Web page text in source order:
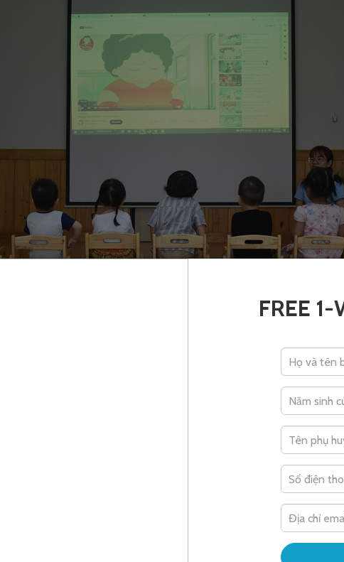
Giáo dục sớm cho trẻ mầm non về giới tính sẽ tránh được các rủi ro
mẹ nên dạy trẻ từ 2-5 tuổi
các bộ phận sinh dục
. Cha mẹ cần phải giúp bé hiểu rằng
tư đó… Những vùng riêng tư trên cơ thể gồm miệng, vùng
và các video giáo dục giới tính cho trẻ mầm non
. Trẻ em
FREE 1-